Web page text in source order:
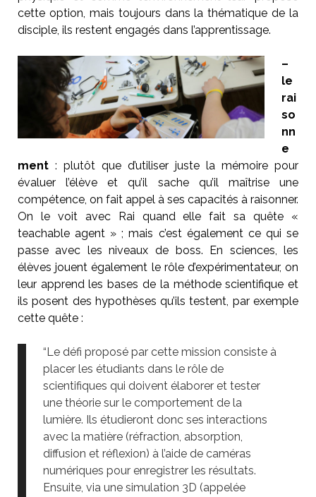
cette option, mais toujours dans la thématique de la
disciple, ils restent engagés dans l’apprentissage.
–
le
rai
so
nn
e
ment: plutôt que d’utiliser juste la mémoire pour
évaluer l’élève et qu’il sache qu’il maîtrise une
compétence, on fait appel à ses capacités à raisonner.
On le voit avec Rai quand elle fait sa quête «
teachable agent » ; mais c’est également ce qui se
passe avec les niveaux de boss. En sciences, les
élèves jouent également le rôle d’expérimentateur, on
leur apprend les bases de la méthode scientifique et
ils posent des hypothèses qu’ils testent, par exemple
cette quête :
“Le défi proposé par cette mission consiste à
placer les étudiants dans le rôle de
scientifiques qui doivent élaborer et tester
une théorie sur le comportement de la
lumière. Ils étudieront donc ses interactions
avec la matière (réfraction, absorption,
diffusion et réflexion) à l’aide de caméras
numériques pour enregistrer les résultats.
Ensuite, via une simulation 3D (appelée